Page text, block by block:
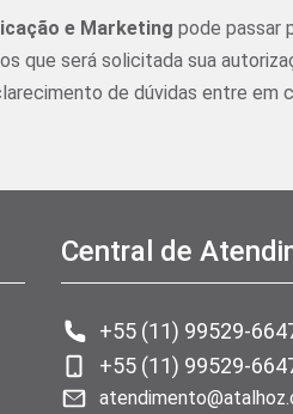
e Marketing pode passar
que será solicitada sua
de dúvidas entre em
Central de
+55 (11) 99529-
+55 (11) 99529-